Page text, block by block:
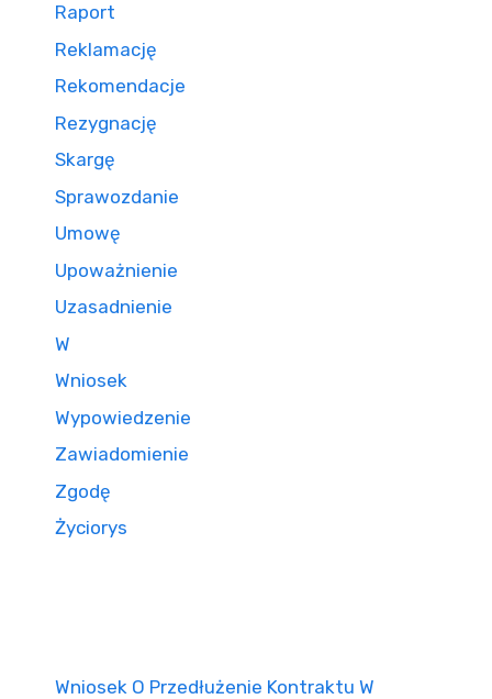
Raport
Reklamację
Rekomendacje
Rezygnację
Skargę
Sprawozdanie
Umowę
Upoważnienie
Uzasadnienie
W
Wniosek
Wypowiedzenie
Zawiadomienie
Zgodę
Życiorys
Wniosek O Przedłużenie Kontraktu W